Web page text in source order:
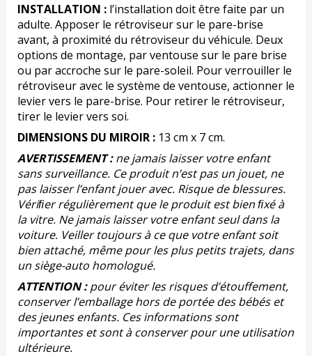
INSTALLATION :l’installation doit être faite par un
adulte. Apposer le rétroviseur sur le pare-brise
avant, à proximité du rétroviseur du véhicule. Deux
options de montage, par ventouse sur le pare brise
ou par accroche sur le pare-soleil. Pour verrouiller le
rétroviseur avec le système de ventouse, actionner le
levier vers le pare-brise. Pour retirer le rétroviseur,
tirer le levier vers soi.
DIMENSIONS DU MIROIR :13 cm x 7 cm.
AVERTISSEMENT :ne jamais laisser votre enfant
sans surveillance. Ce produit n’est pas un jouet, ne
pas laisser l’enfant jouer avec. Risque de blessures.
Vériﬁer régulièrement que le produit est bien ﬁxé à
la vitre. Ne jamais laisser votre enfant seul dans la
voiture. Veiller toujours à ce que votre enfant soit
bien attaché, même pour les plus petits trajets, dans
un siège-auto homologué.
ATTENTION :pour éviter les risques d’étouffement,
conserver l’emballage hors de portée des bébés et
des jeunes enfants. Ces informations sont
importantes et sont à conserver pour une utilisation
ultérieure.